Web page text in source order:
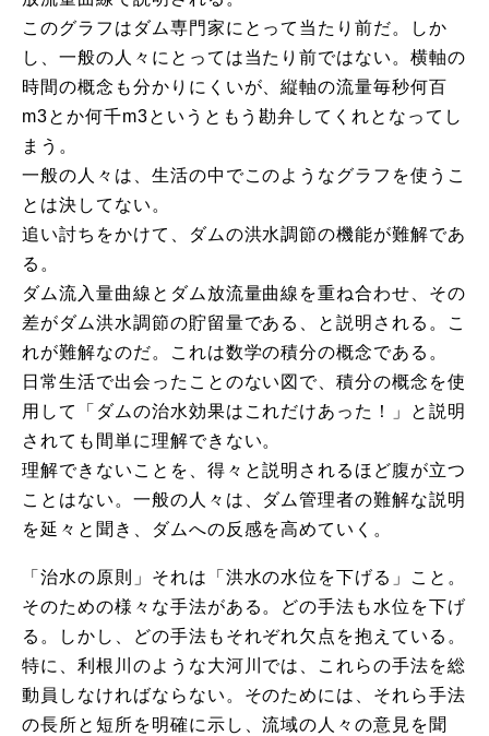
このグラフはダム専門家にとって当たり前だ。しか
し、一般の人々にとっては当たり前ではない。横軸の
時間の概念も分かりにくいが、縦軸の流量毎秒何百
m3とか何千m3というともう勘弁してくれとなってし
まう。
一般の人々は、生活の中でこのようなグラフを使うこ
とは決してない。
追い討ちをかけて、ダムの洪水調節の機能が難解であ
る。
ダム流入量曲線とダム放流量曲線を重ね合わせ、その
差がダム洪水調節の貯留量である、と説明される。こ
れが難解なのだ。これは数学の積分の概念である。
日常生活で出会ったことのない図で、積分の概念を使
用して「ダムの治水効果はこれだけあった！」と説明
されても間単に理解できない。
理解できないことを、得々と説明されるほど腹が立つ
ことはない。一般の人々は、ダム管理者の難解な説明
を延々と聞き、ダムへの反感を高めていく。
「治水の原則」それは「洪水の水位を下げる」こと。
そのための様々な手法がある。どの手法も水位を下げ
る。しかし、どの手法もそれぞれ欠点を抱えている。
特に、利根川のような大河川では、これらの手法を総
動員しなければならない。そのためには、それら手法
の長所と短所を明確に示し、流域の人々の意見を聞